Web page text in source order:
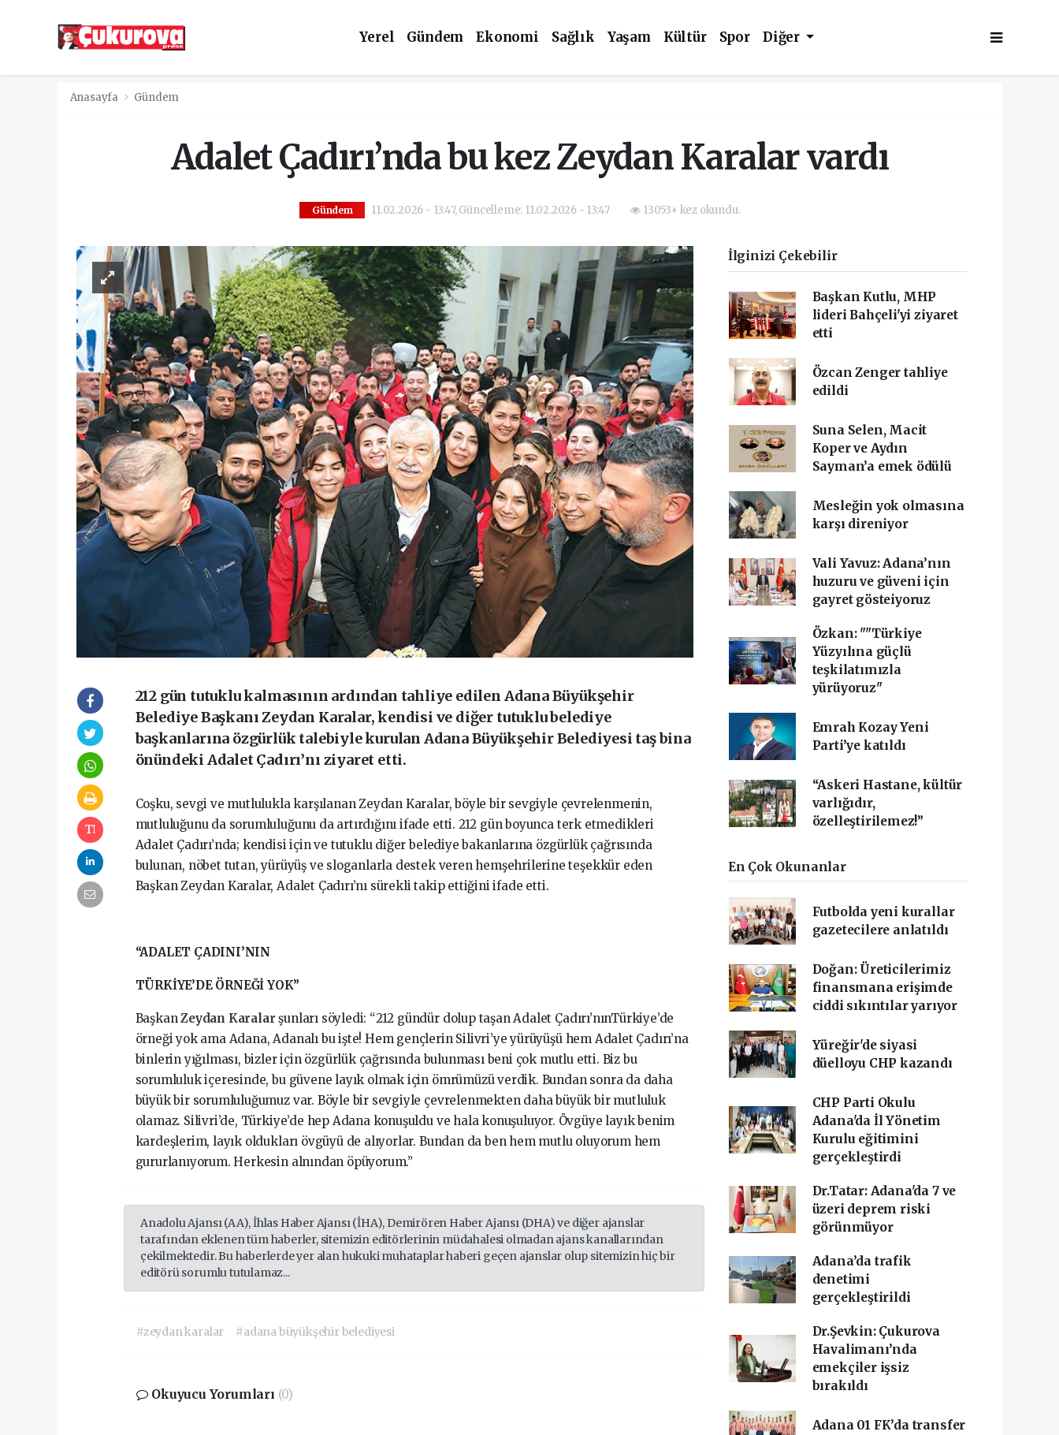
Yerel Gündem Ekonomi Sağlık Yaşam Kültür Spor Diğer
Anasayfa Gündem
Adalet Çadırı’nda bu kez Zeydan Karalar vardı
Gündem 11.02.2026 - 13:47, Güncelleme: 11.02.2026 - 13:47 13053+ kez okundu.
212 gün tutuklu kalmasının ardından tahliye edilen Adana Büyükşehir
Belediye Başkanı Zeydan Karalar, kendisi ve diğer tutuklu belediye
başkanlarına özgürlük talebiyle kurulan Adana Büyükşehir Belediyesi taş bina
önündeki Adalet Çadırı’nı ziyaret etti.
Coşku, sevgi ve mutlulukla karşılanan Zeydan Karalar, böyle bir sevgiyle çevrelenmenin,
mutluluğunu da sorumluluğunu da artırdığını ifade etti. 212 gün boyunca terk etmedikleri
Adalet Çadırı’nda; kendisi için ve tutuklu diğer belediye bakanlarına özgürlük çağrısında
bulunan, nöbet tutan, yürüyüş ve sloganlarla destek veren hemşehrilerine teşekkür eden
Başkan Zeydan Karalar, Adalet Çadırı’nı sürekli takip ettiğini ifade etti.
“ADALET ÇADINI’NIN
TÜRKİYE’DE ÖRNEĞİ YOK”
BaşkanZeydan Karalarşunları söyledi: “212 gündür dolup taşan Adalet Çadırı’nınTürkiye’de
örneği yok ama Adana, Adanalı bu işte! Hem gençlerin Silivri’ye yürüyüşü hem Adalet Çadırı’na
binlerin yığılması, bizler için özgürlük çağrısında bulunması beni çok mutlu etti. Biz bu
sorumluluk içeresinde, bu güvene layık olmak için ömrümüzü verdik. Bundan sonra da daha
büyük bir sorumluluğumuz var. Böyle bir sevgiyle çevrelenmekten daha büyük bir mutluluk
olamaz. Silivri’de, Türkiye’de hep Adana konuşuldu ve hala konuşuluyor. Övgüye layık benim
kardeşlerim, layık oldukları övgüyü de alıyorlar. Bundan da ben hem mutlu oluyorum hem
gururlanıyorum. Herkesin alnından öpüyorum.”
Anadolu Ajansı (AA), İhlas Haber Ajansı (İHA), Demirören Haber Ajansı (DHA) ve diğer ajanslar
tarafından eklenen tüm haberler, sitemizin editörlerinin müdahalesi olmadan ajans kanallarından
çekilmektedir. Bu haberlerde yer alan hukuki muhataplar haberi geçen ajanslar olup sitemizin hiç bir
editörü sorumlu tutulamaz...
#zeydan karalar #adana büyükşehir belediyesi
Okuyucu Yorumları (0)
İlginizi Çekebilir
Başkan Kutlu, MHP
lideri Bahçeli'yi ziyaret
etti
Özcan Zenger tahliye
edildi
Suna Selen, Macit
Koper ve Aydın
Sayman’a emek ödülü
Mesleğin yok olmasına
karşı direniyor
Vali Yavuz: Adana’nın
huzuru ve güveni için
gayret gösteiyoruz
Özkan: ""Türkiye
Yüzyılına güçlü
teşkilatımızla
yürüyoruz"
Emrah Kozay Yeni
Parti’ye katıldı
“Askeri Hastane, kültür
varlığıdır,
özelleştirilemez!”
En Çok Okunanlar
Futbolda yeni kurallar
gazetecilere anlatıldı
Doğan: Üreticilerimiz
finansmana erişimde
ciddi sıkıntılar yarıyor
Yüreğir'de siyasi
düelloyu CHP kazandı
CHP Parti Okulu
Adana'da İl Yönetim
Kurulu eğitimini
gerçekleştirdi
Dr.Tatar: Adana'da 7 ve
üzeri deprem riski
görünmüyor
Adana’da trafik
denetimi
gerçekleştirildi
Dr.Şevkin: Çukurova
Havalimanı’nda
emekçiler işsiz
bırakıldı
Adana 01 FK’da transfer